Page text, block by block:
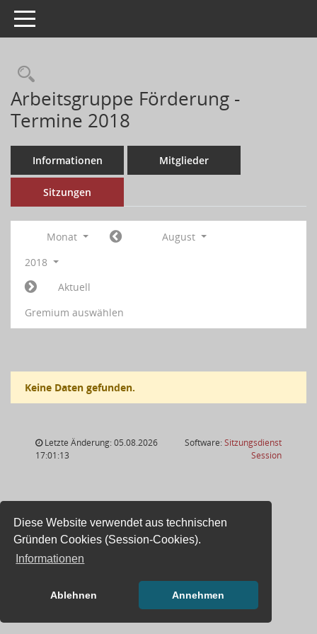
Diese Website verwendet aus technischen
Gründen Cookies (Session-Cookies).
Informationen
Ablehnen Annehmen
Toggle navigation
Arbeitsgruppe Förderung -
Termine 2018
Informationen Mitglieder
Sitzungen
Monat
August
2018
Aktuell
Gremium auswählen
Keine Daten gefunden.
Letzte Änderung: 05.08.2026
17:01:13
Software:Sitzungsdienst
Session(Wird in